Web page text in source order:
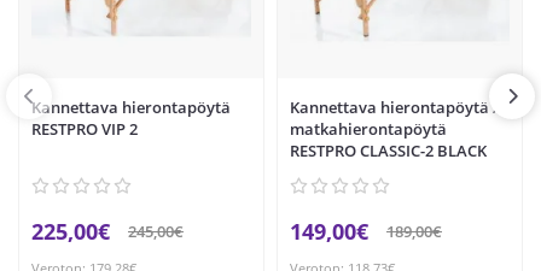
Kannettava hierontapöytä
RESTPRO VIP 2
225,00€ 245,00€
Kannettava hierontapöytä /
matkahierontapöytä
RESTPRO CLASSIC-2 BLACK
149,00€ 189,00€